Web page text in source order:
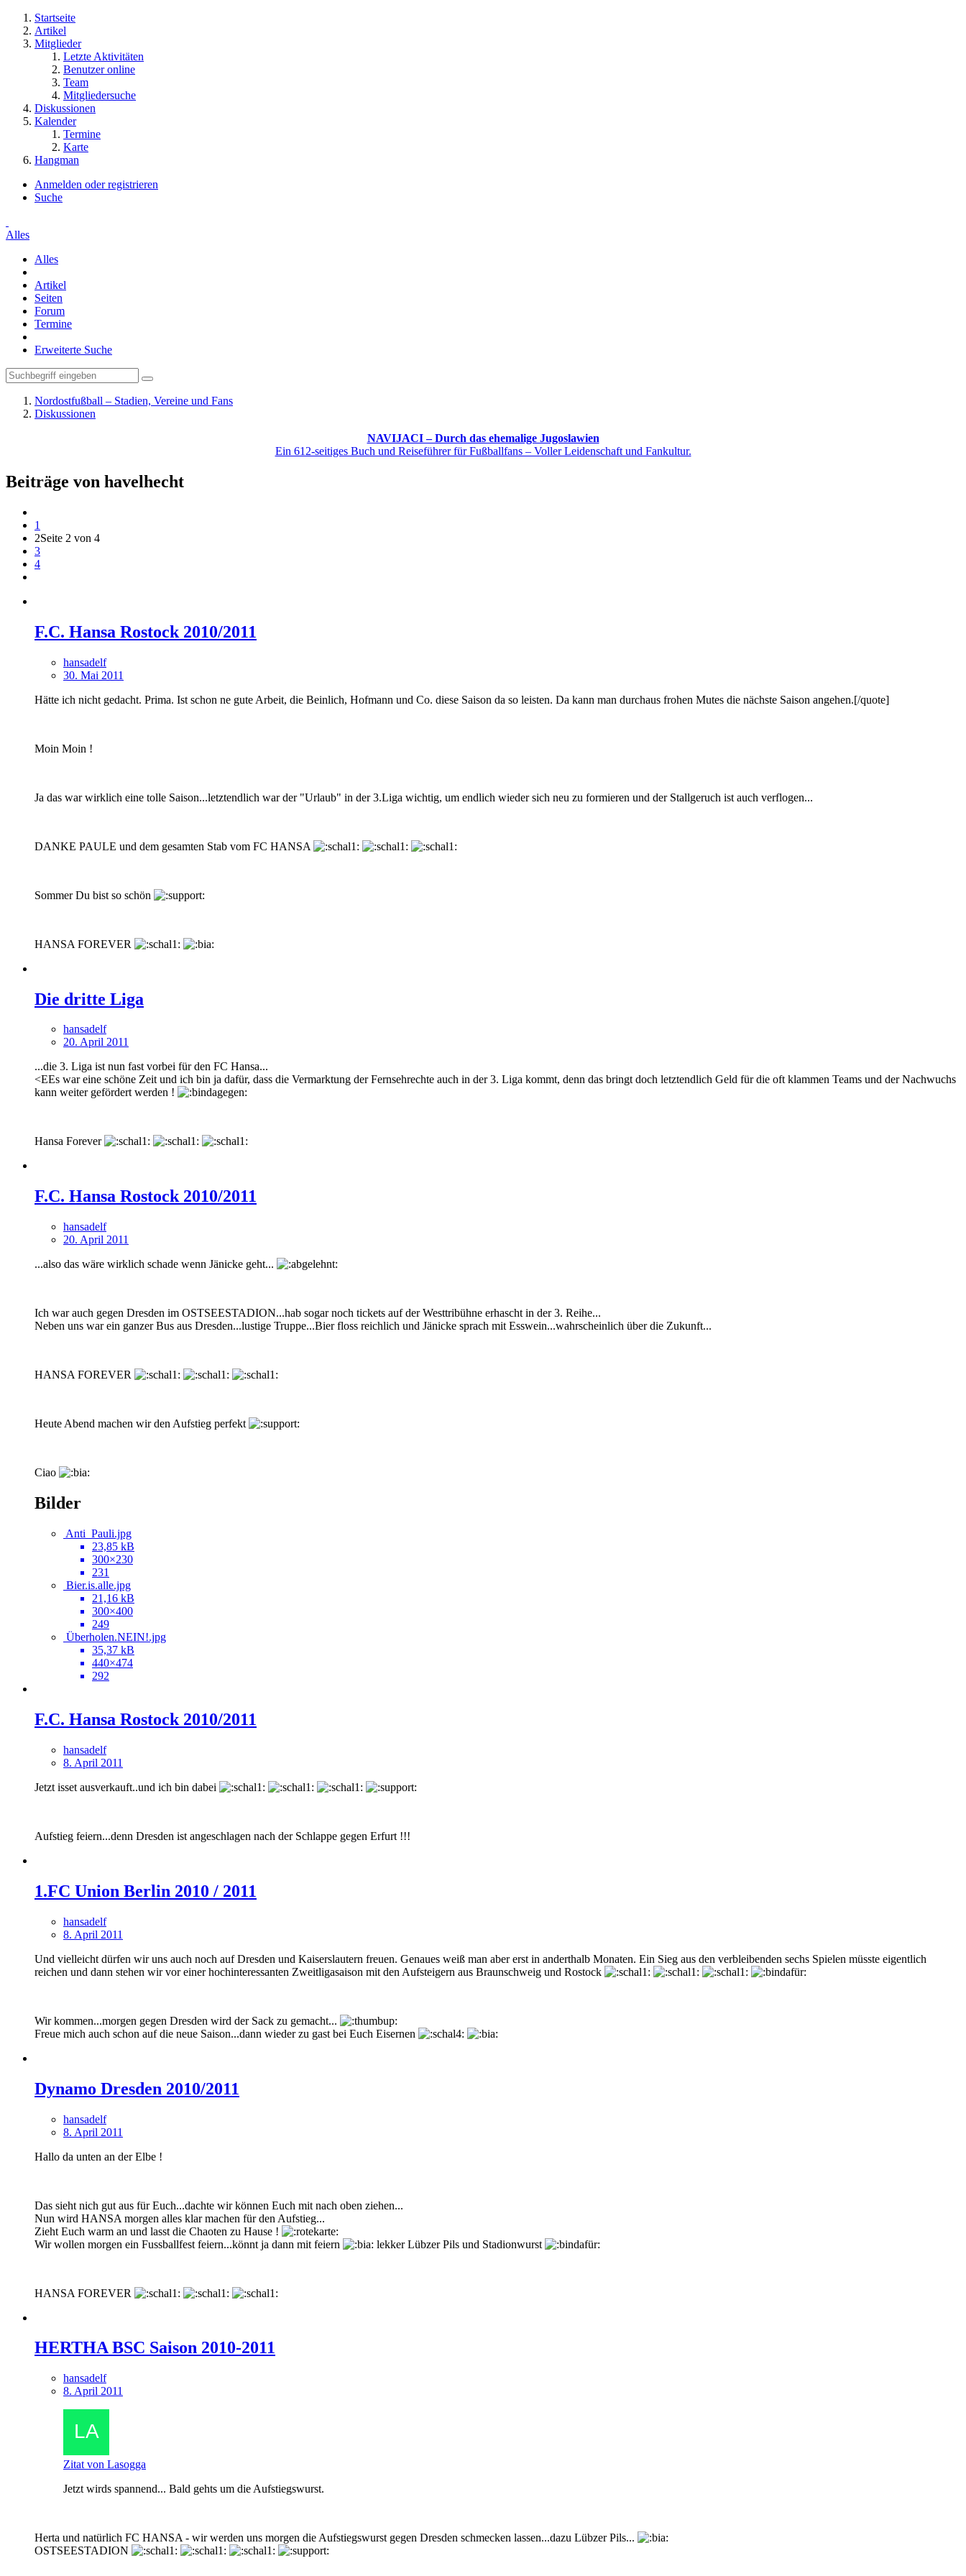
Startseite
Artikel
Mitglieder
Letzte Aktivitäten
Benutzer online
Team
Mitgliedersuche
Diskussionen
Kalender
Termine
Karte
Hangman
Anmelden oder registrieren
Suche
Alles
Alles
Artikel
Seiten
Forum
Termine
Erweiterte Suche
Nordostfußball – Stadien, Vereine und Fans
Diskussionen
NAVIJACI – Durch das ehemalige Jugoslawien
Ein 612-seitiges Buch und Reiseführer für Fußballfans – Voller Leidenschaft und Fankultur.
Beiträge von havelhecht
1
2Seite 2 von 4
3
4
F.C. Hansa Rostock 2010/2011
hansadelf
30. Mai 2011
Hätte ich nicht gedacht. Prima. Ist schon ne gute Arbeit, die Beinlich, Hofmann und Co. diese Saison da so leisten. Da kann man durchaus frohen Mutes die nächste Saison angehen.[/quote]
Moin Moin !
Ja das war wirklich eine tolle Saison...letztendlich war der "Urlaub" in der 3.Liga wichtig, um endlich wieder sich neu zu formieren und der Stallgeruch ist auch verflogen...
DANKE PAULE und dem gesamten Stab vom FC HANSA
Sommer Du bist so schön
HANSA FOREVER
Die dritte Liga
hansadelf
20. April 2011
...die 3. Liga ist nun fast vorbei für den FC Hansa...
<EEs war eine schöne Zeit und ich bin ja dafür, dass die Vermarktung der Fernsehrechte auch in der 3. Liga kommt, denn das bringt doch letztendlich Geld für die oft klammen Teams und der Nachwuchs
kann weiter gefördert werden !
Hansa Forever
F.C. Hansa Rostock 2010/2011
hansadelf
20. April 2011
...also das wäre wirklich schade wenn Jänicke geht...
Ich war auch gegen Dresden im OSTSEESTADION...hab sogar noch tickets auf der Westtribühne erhascht in der 3. Reihe...
Neben uns war ein ganzer Bus aus Dresden...lustige Truppe...Bier floss reichlich und Jänicke sprach mit Esswein...wahrscheinlich über die Zukunft...
HANSA FOREVER
Heute Abend machen wir den Aufstieg perfekt
Ciao
Bilder
Anti_Pauli.jpg
23,85 kB
300×230
231
Bier.is.alle.jpg
21,16 kB
300×400
249
Überholen.NEIN!.jpg
35,37 kB
440×474
292
F.C. Hansa Rostock 2010/2011
hansadelf
8. April 2011
Jetzt isset ausverkauft..und ich bin dabei
Aufstieg feiern...denn Dresden ist angeschlagen nach der Schlappe gegen Erfurt !!!
1.FC Union Berlin 2010 / 2011
hansadelf
8. April 2011
Und vielleicht dürfen wir uns auch noch auf Dresden und Kaiserslautern freuen. Genaues weiß man aber erst in anderthalb Monaten. Ein Sieg aus den verbleibenden sechs Spielen müsste eigentlich
reichen und dann stehen wir vor einer hochinteressanten Zweitligasaison mit den Aufsteigern aus Braunschweig und Rostock
Wir kommen...morgen gegen Dresden wird der Sack zu gemacht...
Freue mich auch schon auf die neue Saison...dann wieder zu gast bei Euch Eisernen
Dynamo Dresden 2010/2011
hansadelf
8. April 2011
Hallo da unten an der Elbe !
Das sieht nich gut aus für Euch...dachte wir können Euch mit nach oben ziehen...
Nun wird HANSA morgen alles klar machen für den Aufstieg...
Zieht Euch warm an und lasst die Chaoten zu Hause !
Wir wollen morgen ein Fussballfest feiern...könnt ja dann mit feiern
lekker Lübzer Pils und Stadionwurst
HANSA FOREVER
HERTHA BSC Saison 2010-2011
hansadelf
8. April 2011
Zitat von Lasogga
Jetzt wirds spannend... Bald gehts um die Aufstiegswurst.
Herta und natürlich FC HANSA - wir werden uns morgen die Aufstiegswurst gegen Dresden schmecken lassen...dazu Lübzer Pils...
OSTSEESTADION